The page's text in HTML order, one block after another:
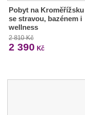
Pobyt na Kroměřížsku
se stravou, bazénem i
wellness
2 810 Kč
2 390 Kč